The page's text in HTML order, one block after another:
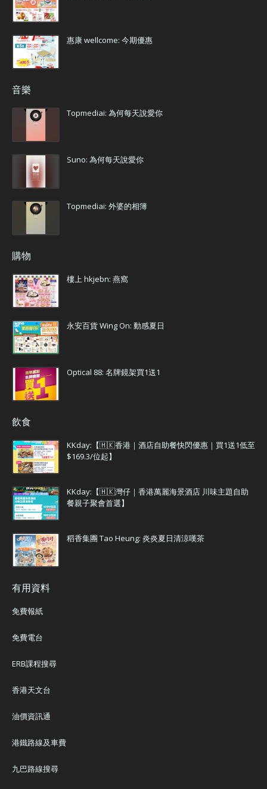
惠康 wellcome: 今期優惠
音樂
Topmediai: 為何每天說愛你
Suno: 為何每天說愛你
Topmediai: 外婆的相簿
購物
樓上 hkjebn: 燕窩
永安百貨 Wing On: 動感夏日
Optical 88: 名牌鏡架買1送1
飲食
KKday:【🇭🇰香港｜酒店自助餐快閃優惠｜買1送1低至
$169.3/位起】
KKday:【🇭🇰灣仔｜香港萬麗海景酒店 川味主題自助
餐親子聚會首選】
稻香集團 Tao Heung: 炎炎夏日清涼嘆茶
有用資料
免費報紙
免費電台
ERB課程搜尋
香港天文台
油價資訊通
港鐵路線及車費
九巴路線搜尋